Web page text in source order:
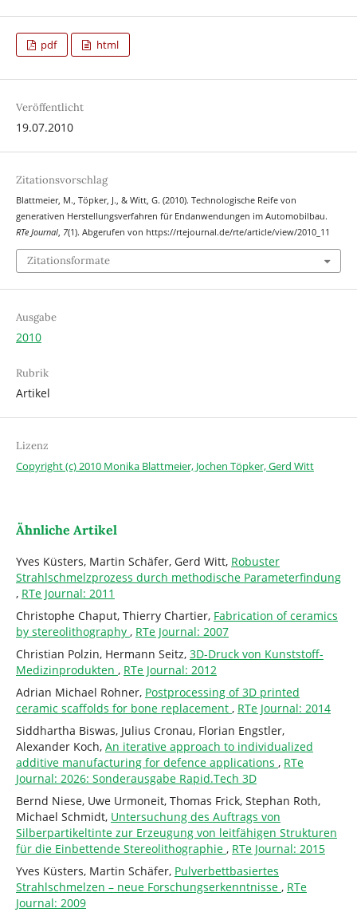
pdf html
Veröffentlicht
19.07.2010
Zitationsvorschlag
Blattmeier, M., Töpker, J., & Witt, G. (2010). Technologische Reife von
generativen Herstellungsverfahren für Endanwendungen im Automobilbau.
RTe Journal, 7(1). Abgerufen von https://rtejournal.de/rte/article/view/2010_11
Zitationsformate
Ausgabe
2010
Rubrik
Artikel
Lizenz
Copyright (c) 2010 Monika Blattmeier, Jochen Töpker, Gerd Witt
Ähnliche Artikel
Yves Küsters, Martin Schäfer, Gerd Witt, Robuster
Strahlschmelzprozess durch methodische Parameterfindung
, RTe Journal: 2011
Christophe Chaput, Thierry Chartier, Fabrication of ceramics
by stereolithography , RTe Journal: 2007
Christian Polzin, Hermann Seitz, 3D-Druck von Kunststoff-
Medizinprodukten , RTe Journal: 2012
Adrian Michael Rohner, Postprocessing of 3D printed
ceramic scaffolds for bone replacement , RTe Journal: 2014
Siddhartha Biswas, Julius Cronau, Florian Engstler,
Alexander Koch, An iterative approach to individualized
additive manufacturing for defence applications , RTe
Journal: 2026: Sonderausgabe Rapid.Tech 3D
Bernd Niese, Uwe Urmoneit, Thomas Frick, Stephan Roth,
Michael Schmidt, Untersuchung des Auftrags von
Silberpartikeltinte zur Erzeugung von leitfähigen Strukturen
für die Einbettende Stereolithographie , RTe Journal: 2015
Yves Küsters, Martin Schäfer, Pulverbettbasiertes
Strahlschmelzen – neue Forschungserkenntnisse , RTe
Journal: 2009